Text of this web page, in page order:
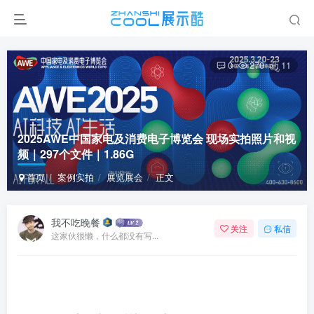
2025AWE中国家电及消费电子博览会 现场实拍照片和视
频｜297个文件｜1.86G
首页 案例实拍 展览展会 正文
0 270 11
我不吃晚餐
这家伙很懒，什么都没有写...
关注 私信